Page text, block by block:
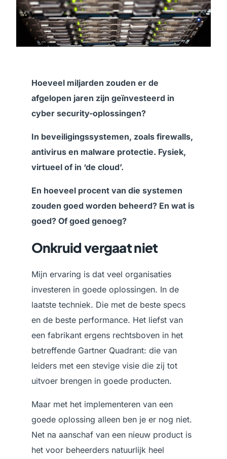
Hoeveel miljarden zouden er de
afgelopen jaren zijn geïnvesteerd in
cyber security-oplossingen?
In beveiligingssystemen, zoals firewalls,
antivirus en malware protectie. Fysiek,
virtueel of in ‘de cloud’.
En hoeveel procent van die systemen
zouden goed worden beheerd? En wat is
goed? Of goed genoeg?
Onkruid vergaat niet
Mijn ervaring is dat veel organisaties
investeren in goede oplossingen. In de
laatste techniek. Die met de beste specs
en de beste performance. Het liefst van
een fabrikant ergens rechtsboven in het
betreffende Gartner Quadrant: die van
leiders met een stevige visie die zij tot
uitvoer brengen in goede producten.
Maar met het implementeren van een
goede oplossing alleen ben je er nog niet.
Net na aanschaf van een nieuw product is
het voor beheerders natuurlijk heel